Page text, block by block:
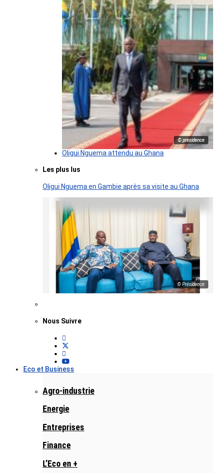
© presidence
Oligui Nguema attendu au Ghana
Les plus lus
Oligui Nguema en Gambie après sa visite au Ghana
© Présidence
Nous Suivre
Eco et Business
Agro-industrie
Energie
Entreprises
Finance
L’Eco en +